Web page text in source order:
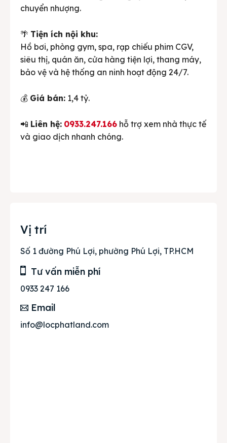
chuyển nhượng.
🌴 Tiện ích nội khu:
Hồ bơi, phòng gym, spa, rạp chiếu phim CGV,
siêu thị, quán ăn, cửa hàng tiện lợi, thang máy,
bảo vệ và hệ thống an ninh hoạt động 24/7.
💰 Giá bán: 1,4 tỷ.
📲 Liên hệ: 0933.247.166 hỗ trợ xem nhà thực tế
và giao dịch nhanh chóng.
Vị trí
Số 1 đường Phú Lợi, phường Phú Lợi, TP.HCM
Tư vấn miễn phí
0933 247 166
Email
info@locphatland.com